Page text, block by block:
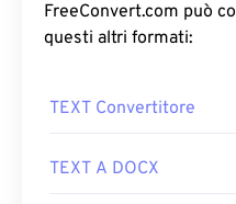
FreeConvert.com può
questi altri formati:
TEXT Convertitore
TEXT A DOCX